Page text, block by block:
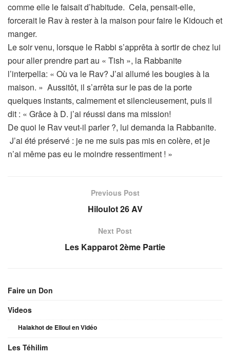
comme elle le faisait d’habitude. Cela, pensait-elle,
forcerait le Rav à rester à la maison pour faire le Kidouch et
manger.
Le soir venu, lorsque le Rabbi s’apprêta à sortir de chez lui
pour aller prendre part au « Tish », la Rabbanite
l’interpella: « Où va le Rav? J’ai allumé les bougies à la
maison. » Aussitôt, il s’arrêta sur le pas de la porte
quelques instants, calmement et silencieusement, puis il
dit : « Grâce à D. j’ai réussi dans ma mission!
De quoi le Rav veut-il parler ?, lui demanda la Rabbanite.
J’ai été préservé : je ne me suis pas mis en colère, et je
n’ai même pas eu le moindre ressentiment ! »
Previous Post
Hiloulot 26 AV
Next Post
Les Kapparot 2ème Partie
Faire un Don
Videos
Halakhot de Elloul en Vidéo
Les Téhilim